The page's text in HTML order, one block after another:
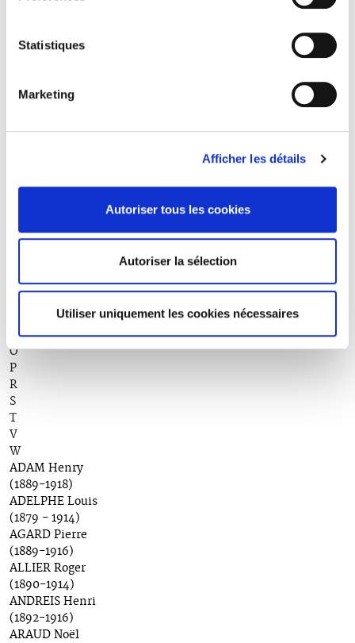
Statistiques
Marketing
Afficher les détails
Autoriser tous les cookies
Autoriser la sélection
Utiliser uniquement les cookies nécessaires
1917
1927
B
H
O
P
R
S
T
V
W
ADAM Henry
(1889-1918)
ADELPHE Louis
(1879 - 1914)
AGARD Pierre
(1889-1916)
ALLIER Roger
(1890-1914)
ANDREIS Henri
(1892-1916)
ARAUD Noël